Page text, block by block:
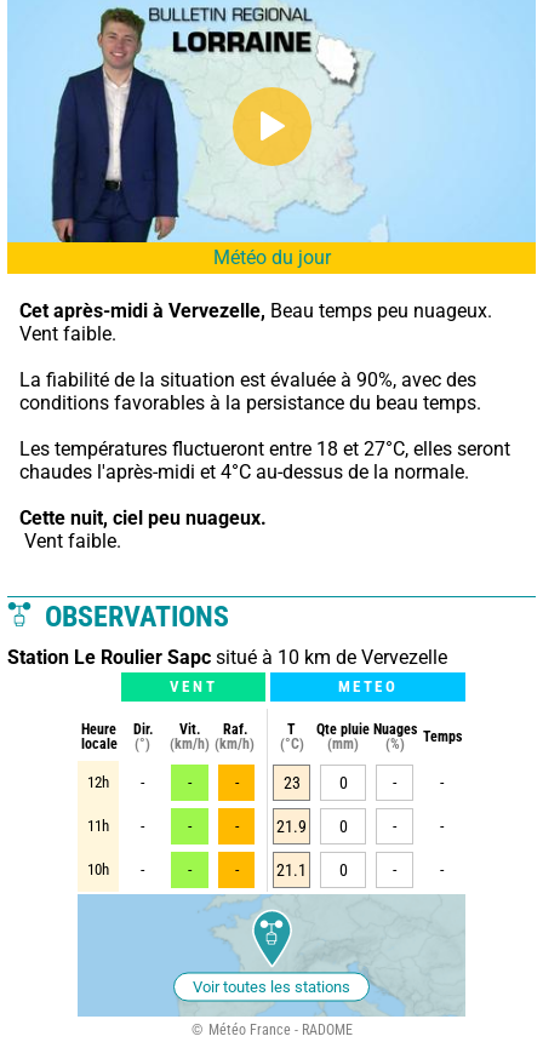
Météo du jour
Cet après-midi à Vervezelle, Beau temps peu nuageux.
Vent faible.
La fiabilité de la situation est évaluée à 90%, avec des
conditions favorables à la persistance du beau temps.
Les températures fluctueront entre 18 et 27°C, elles seront
chaudes l'après-midi et 4°C au-dessus de la normale.
Cette nuit, ciel peu nuageux.
Vent faible.
OBSERVATIONS
Station Le Roulier Sapc situé à 10 km de Vervezelle
VENT METEO
Heure
locale
Dir.
(°)
Vit.
(km/h)
Raf.
(km/h)
T
(°C)
Qte pluie
(mm)
Nuages
(%)
Temps
12h - - - 23 0 - -
11h - - - 21.9 0 - -
10h - - - 21.1 0 - -
Voir toutes les stations
Météo France - RADOME